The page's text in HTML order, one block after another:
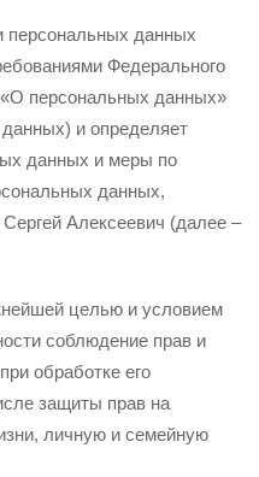
персональных данных
Федерального
персональных данных»
и определяет
данных и меры по
данных,
Алексеевич (далее –
целью и условием
соблюдение прав и
обработке его
защиты прав на
личную и семейную